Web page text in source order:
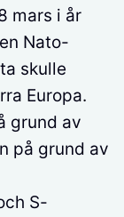
mars i år
Nato-
skulle
Europa.
grund av
på grund av
S-